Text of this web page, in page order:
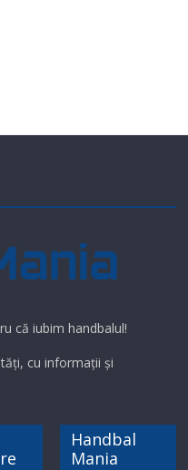
că iubim handbalul!
cu informații și
Handbal
Mania